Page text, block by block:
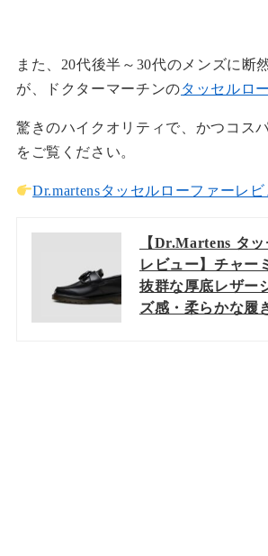
また、20代後半～30代のメンズに断
が、ドクターマーチンのタッセルロ
驚きのハイクオリティで、かつコス
をご覧ください。
Dr.martensタッセルローファーレ
【Dr.Martens タ
レビュー】チャー
抜群な厚底レザー
ズ感・柔らかな履